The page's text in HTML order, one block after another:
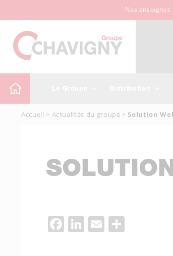
Nos enseignes
Accueil > Actualités du groupe >Solution
Facebook
LinkedIn
Email